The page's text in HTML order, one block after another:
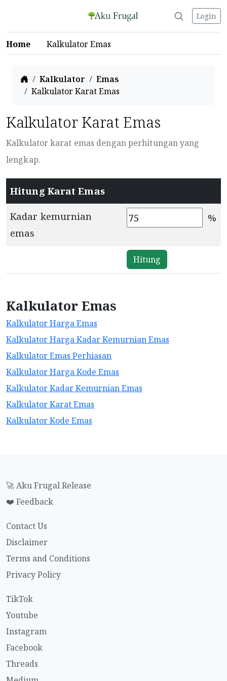
Login
Home Kalkulator Emas
Home
Kalkulator
Emas
Kalkulator Karat Emas
Kalkulator Karat Emas
Kalkulator karat emas dengan perhitungan yang
lengkap.
Hitung Karat Emas
Kadar kemurnian
emas
%
Kalkulator Emas
Kalkulator Harga Emas
Kalkulator Harga Kadar Kemurnian Emas
Kalkulator Emas Perhiasan
Kalkulator Harga Kode Emas
Kalkulator Kadar Kemurnian Emas
Kalkulator Karat Emas
Kalkulator Kode Emas
🚀 Aku Frugal Release
❤️ Feedback
Contact Us
Disclaimer
Terms and Conditions
Privacy Policy
TikTok
Youtube
Instagram
Facebook
Threads